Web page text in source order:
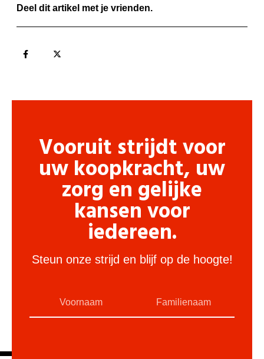
Deel dit artikel met je vrienden.
Vooruit strijdt voor
uw koopkracht, uw
zorg en gelijke
kansen voor
iedereen.
Steun onze strijd en blijf op de hoogte!